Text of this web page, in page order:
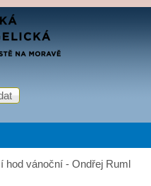
obsahu
hod vánoční - Ondřej Ruml